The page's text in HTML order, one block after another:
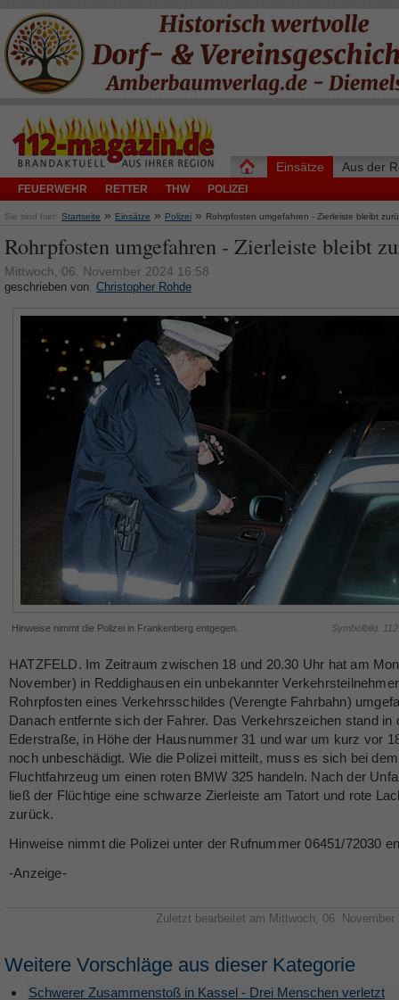
Einsätze
FEUERWEHR RETTER THW POLIZEI
Aus der
Sie sind hier: Startseite » Einsätze » Polizei » Rohrpfosten umgefahren - Zierleiste bleibt
Rohrpfosten umgefahren - Zierleiste bleibt
Mittwoch, 06. November 2024 16:58
geschrieben von Christopher Rohde
Hinweise nimmt die Polizei in Frankenberg entgegen. Symbolbild:
HATZFELD. Im Zeitraum zwischen 18 und 20.30 Uhr hat am
November) in Reddighausen ein unbekannter
Rohrpfosten eines Verkehrsschildes (Verengte Fahrbahn)
Danach entfernte sich der Fahrer. Das Verkehrszeichen stand in
Ederstraße, in Höhe der Hausnummer 31 und war um kurz vor
noch unbeschädigt. Wie die Polizei mitteilt, muss es sich bei dem
Fluchtfahrzeug um einen roten BMW 325 handeln. Nach der
ließ der Flüchtige eine schwarze Zierleiste am Tatort und rote
zurück.
Hinweise nimmt die Polizei unter der Rufnummer 06451/72030
-Anzeige-
Zuletzt bearbeitet am Mittwoch, 06. November
Weitere Vorschläge aus dieser Kategorie
Schwerer Zusammenstoß in Kassel - Drei Menschen verletzt